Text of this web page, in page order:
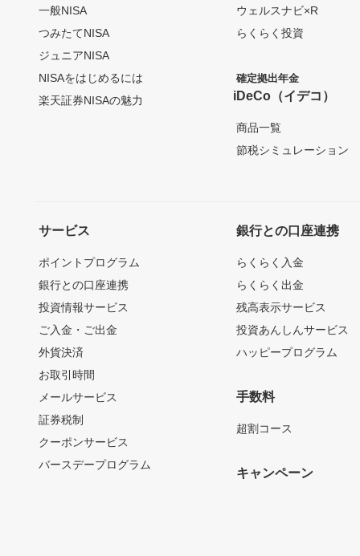
一般NISA
つみたてNISA
ジュニアNISA
NISAをはじめるには
楽天証券NISAの魅力
ウェルスナビ×R
らくらく投資
確定拠出年金
iDeCo（イデコ）
商品一覧
節税シミュレーション
サービス
ポイントプログラム
銀行との口座連携
投資情報サービス
ご入金・ご出金
外貨決済
お取引時間
メールサービス
証券税制
クーポンサービス
バースデープログラム
銀行との口座連携
らくらく入金
らくらく出金
残高表示サービス
投資あんしんサービス
ハッピープログラム
手数料
超割コース
キャンペーン